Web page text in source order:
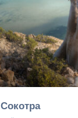
Сокотра